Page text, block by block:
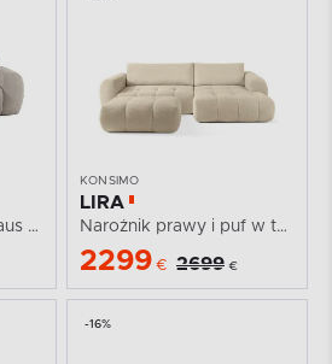
Sofa und Sitzhocker aus Bouclé-Stoff in Grau
KONSIMO
LIRA
Narożnik prawy i puf w tkaninie boucle jasny beżowy
2299 € 2699 €
-16%